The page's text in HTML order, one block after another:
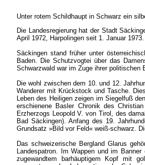
Unter rotem Schildhaupt in Schwarz ein
Die Landesregierung hat der Stadt
April 1972, Harpolingen seit 1. Januar 1973.
Säckingen stand früher unter
Baden. Die Schutzvogtei über das
Schwarzwald war im Zuge ihrer politischen
Die wohl zwischen dem 10. und 12.
Wanderer mit Krückstock und Tasche.
Leben des Heiligen zeigen im Siegelfuß
erschienene Basler Chronik des
Erzherzogs Leopold V. von Tirol, des
Bad Säckingen). Anfang des 19.
Grundsatz »Bild vor Feld« weiß-schwarz.
Das schweizerische Bergland Glarus
Landespatron. Im Wappen und im
zugewandtem barhäuptigem Kopf mit